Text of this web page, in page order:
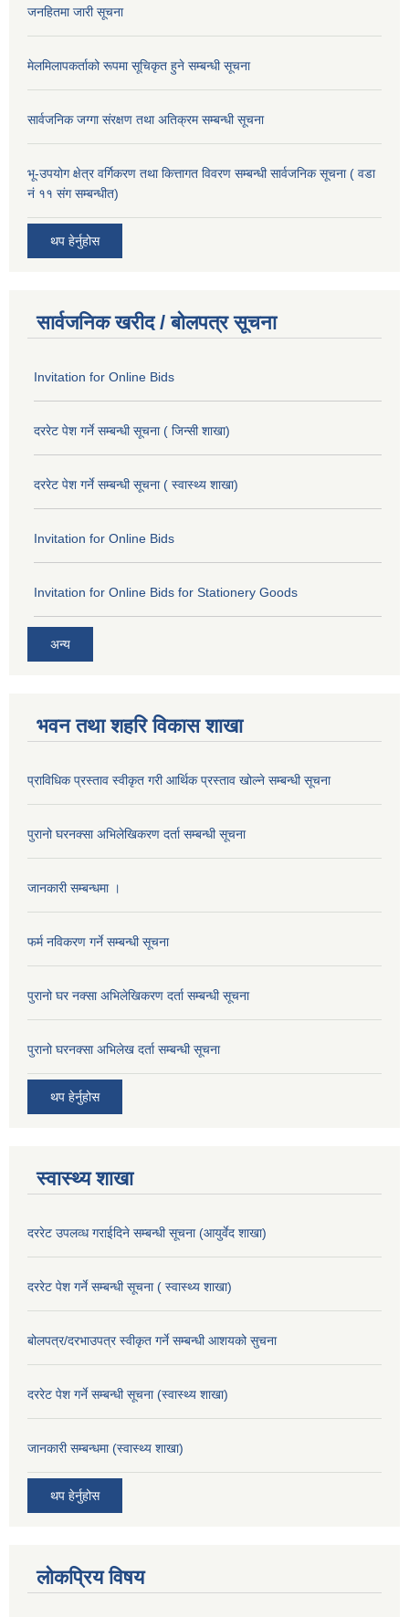
जनहितमा जारी सूचना
मेलमिलापकर्ताको रूपमा सूचिकृत हुने सम्बन्धी सूचना
सार्वजनिक जग्गा संरक्षण तथा अतिक्रम सम्बन्धी सूचना
भू-उपयोग क्षेत्र वर्गिकरण तथा कित्तागत विवरण सम्बन्धी सार्वजनिक सूचना ( वडा
नं ११ संग सम्बन्धीत)
थप हेर्नुहोस
सार्वजनिक खरीद / बोलपत्र सूचना
Invitation for Online Bids
दररेट पेश गर्ने सम्बन्धी सूचना ( जिन्सी शाखा)
दररेट पेश गर्ने सम्बन्धी सूचना ( स्वास्थ्य शाखा)
Invitation for Online Bids
Invitation for Online Bids for Stationery Goods
अन्य
भवन तथा शहरि विकास शाखा
प्राविधिक प्रस्ताव स्वीकृत गरी आर्थिक प्रस्ताव खोल्ने सम्बन्धी सूचना
पुरानो घरनक्सा अभिलेखिकरण दर्ता सम्बन्धी सूचना
जानकारी सम्बन्धमा ।
फर्म नविकरण गर्ने सम्बन्धी सूचना
पुरानो घर नक्सा अभिलेखिकरण दर्ता सम्बन्धी सूचना
पुरानो घरनक्सा अभिलेख दर्ता सम्बन्धी सूचना
थप हेर्नुहोस
स्वास्थ्य शाखा
दररेट उपलव्ध गराईदिने सम्बन्धी सूचना (आयुर्वेद शाखा)
दररेट पेश गर्ने सम्बन्धी सूचना ( स्वास्थ्य शाखा)
बोलपत्र/दरभाउपत्र स्वीकृत गर्ने सम्बन्धी आशयको सुचना
दररेट पेश गर्ने सम्बन्धी सूचना (स्वास्थ्य शाखा)
जानकारी सम्बन्धमा (स्वास्थ्य शाखा)
थप हेर्नुहोस
लोकप्रिय विषय